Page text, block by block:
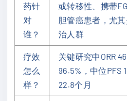
药针
对
谁？
或转移性、携带
胆管癌患者，尤
治人群
疗效
怎么
样？
关键研究中ORR
96.5%，中位PFS
22.8个月